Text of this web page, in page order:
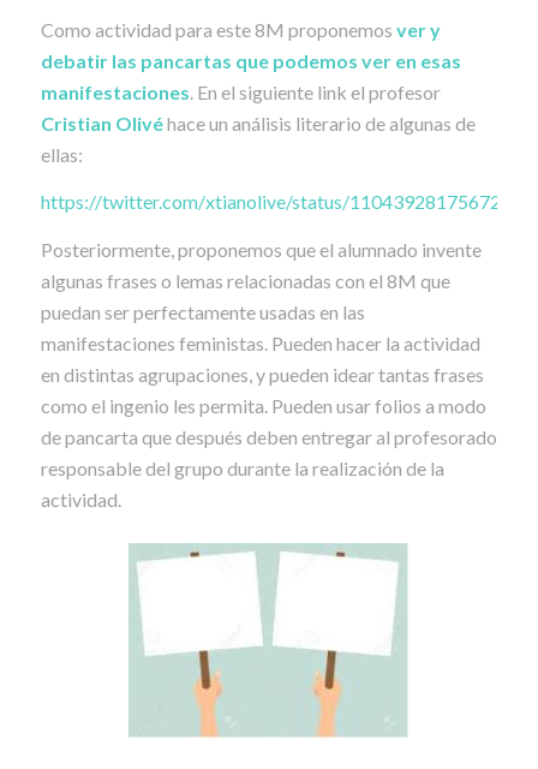
Como actividad para este 8M proponemos ver y
debatir las pancartas que podemos ver en esas
manifestaciones . En el siguiente link el profesor
Cristian Olivéhace un análisis literario de algunas de
ellas:
https://twitter.com/xtianolive/status/
Posteriormente, proponemos que el alumnado invente
algunas frases o lemas relacionadas con el 8M que
puedan ser perfectamente usadas en las
manifestaciones feministas. Pueden hacer la actividad
en distintas agrupaciones, y pueden idear tantas frases
como el ingenio les permita. Pueden usar folios a modo
de pancarta que después deben entregar al profesorado
responsable del grupo durante la realización de la
actividad.